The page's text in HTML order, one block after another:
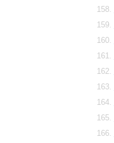
158.
159.
160.
161.
162.
163.
164.
165.
166.